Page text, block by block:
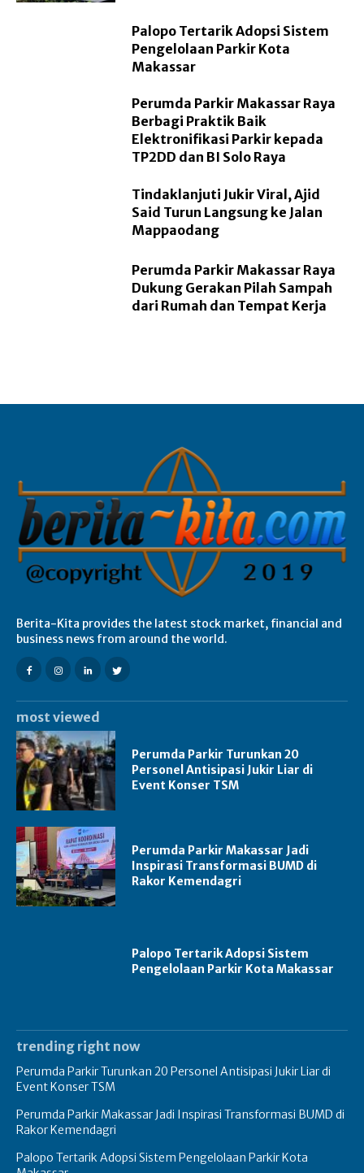
Palopo Tertarik Adopsi Sistem
Pengelolaan Parkir Kota
Makassar
Perumda Parkir Makassar Raya
Berbagi Praktik Baik
Elektronifikasi Parkir kepada
TP2DD dan BI Solo Raya
Tindaklanjuti Jukir Viral, Ajid
Said Turun Langsung ke Jalan
Mappaodang
Perumda Parkir Makassar Raya
Dukung Gerakan Pilah Sampah
dari Rumah dan Tempat Kerja
Berita-Kita provides the latest stock market, financial and
business news from around the world.
most viewed
Perumda Parkir Turunkan 20
Personel Antisipasi Jukir Liar di
Event Konser TSM
Perumda Parkir Makassar Jadi
Inspirasi Transformasi BUMD di
Rakor Kemendagri
Palopo Tertarik Adopsi Sistem
Pengelolaan Parkir Kota Makassar
trending right now
Perumda Parkir Turunkan 20 Personel Antisipasi Jukir Liar di
Event Konser TSM
Perumda Parkir Makassar Jadi Inspirasi Transformasi BUMD di
Rakor Kemendagri
Palopo Tertarik Adopsi Sistem Pengelolaan Parkir Kota